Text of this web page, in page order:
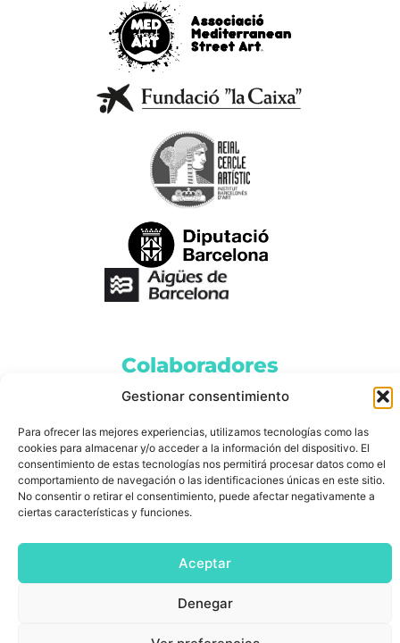
Gestionar consentimiento
Para ofrecer las mejores experiencias, utilizamos tecnologías como las
cookies para almacenar y/o acceder a la información del dispositivo. El
consentimiento de estas tecnologías nos permitirá procesar datos como el
comportamiento de navegación o las identificaciones únicas en este sitio.
No consentir o retirar el consentimiento, puede afectar negativamente a
ciertas características y funciones.
Aceptar
Denegar
Colaboradores
BesArt © 2026 All
Política de
privacidad|
|